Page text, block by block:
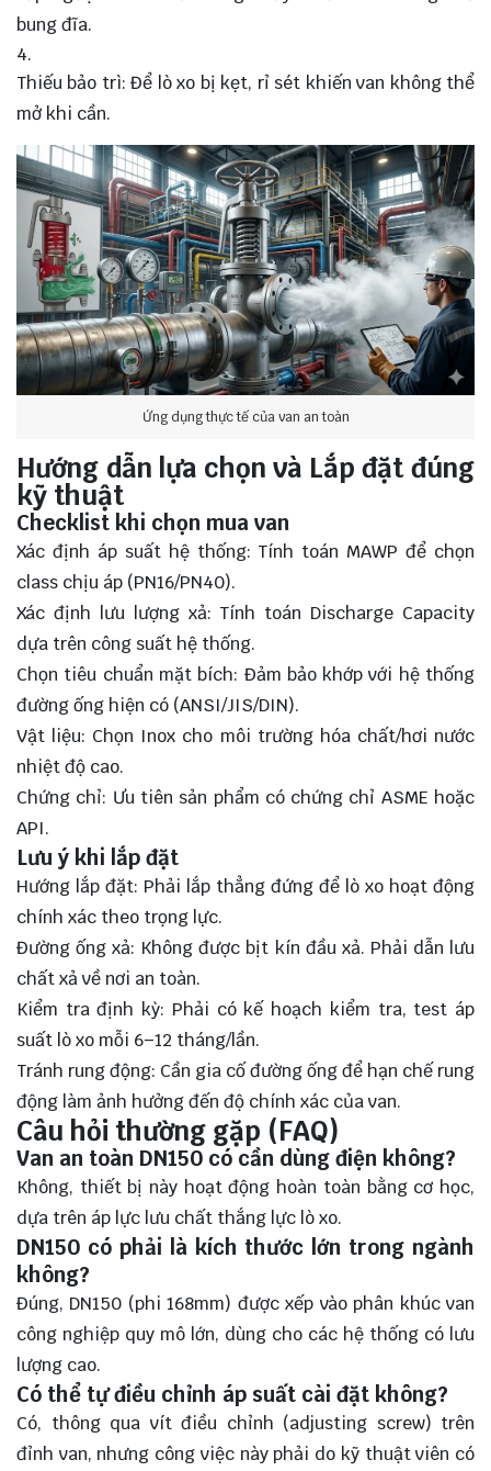
bung đĩa.
Thiếu bảo trì: Để lò xo bị kẹt, rỉ sét khiến van không thể
mở khi cần.
Ứng dụng thực tế của van an toàn
Hướng dẫn lựa chọn và Lắp đặt đúng
kỹ thuật
Checklist khi chọn mua van
Xác định áp suất hệ thống: Tính toán MAWP để chọn
class chịu áp (PN16/PN40).
Xác định lưu lượng xả: Tính toán Discharge Capacity
dựa trên công suất hệ thống.
Chọn tiêu chuẩn mặt bích: Đảm bảo khớp với hệ thống
đường ống hiện có (ANSI/JIS/DIN).
Vật liệu: Chọn Inox cho môi trường hóa chất/hơi nước
nhiệt độ cao.
Chứng chỉ: Ưu tiên sản phẩm có chứng chỉ ASME hoặc
API.
Lưu ý khi lắp đặt
Hướng lắp đặt: Phải lắp thẳng đứng để lò xo hoạt động
chính xác theo trọng lực.
Đường ống xả: Không được bịt kín đầu xả. Phải dẫn lưu
chất xả về nơi an toàn.
Kiểm tra định kỳ: Phải có kế hoạch kiểm tra, test áp
suất lò xo mỗi 6–12 tháng/lần.
Tránh rung động: Cần gia cố đường ống để hạn chế rung
động làm ảnh hưởng đến độ chính xác của van.
Câu hỏi thường gặp (FAQ)
Van an toàn DN150 có cần dùng điện không?
Không, thiết bị này hoạt động hoàn toàn bằng cơ học,
dựa trên áp lực lưu chất thắng lực lò xo.
DN150 có phải là kích thước lớn trong ngành
không?
Đúng, DN150 (phi 168mm) được xếp vào phân khúc van
công nghiệp quy mô lớn, dùng cho các hệ thống có lưu
lượng cao.
Có thể tự điều chỉnh áp suất cài đặt không?
Có, thông qua vít điều chỉnh (adjusting screw) trên
đỉnh van, nhưng công việc này phải do kỹ thuật viên có